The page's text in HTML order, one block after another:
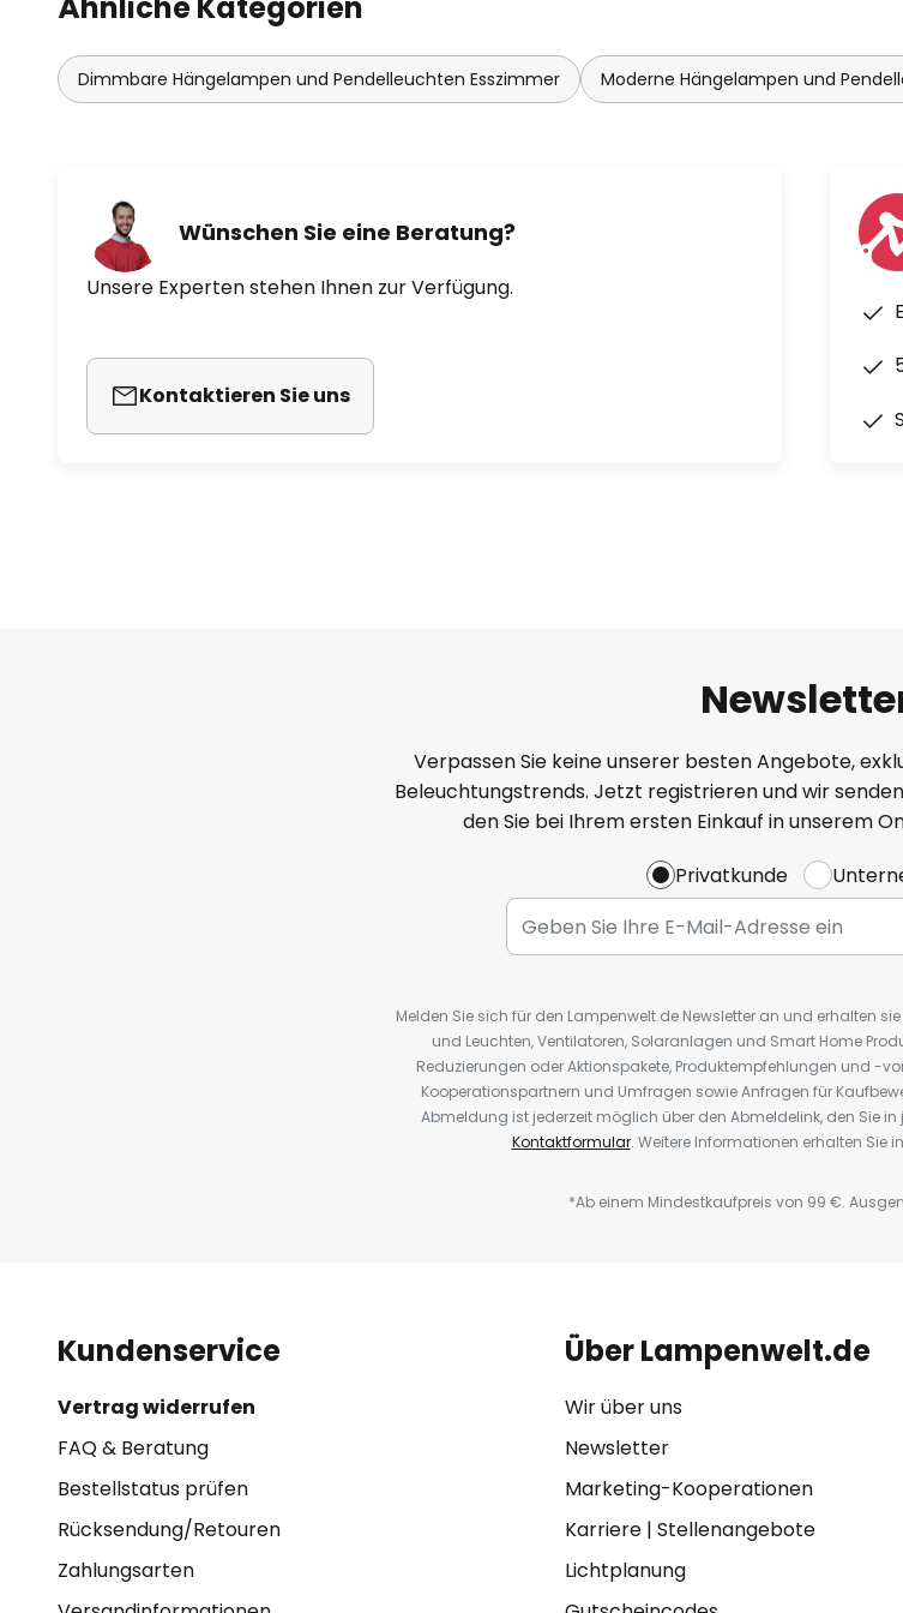
- Weißlichtsteuerung: warmweiß (2.700 K) - tageslicht (6.500 K)
Dimmbare Hängelampen und Pendelleuchten Esszimmer Moderne Hängelampen und
Wünschen Sie eine Beratung?
Unsere Experten stehen Ihnen zur Verfügung.
Kontaktieren Sie uns
Verpassen Sie keine unserer besten Angebote,
Beleuchtungstrends. Jetzt registrieren und wir
den Sie bei Ihrem ersten Einkauf in unserem
Privatkunde
Melden Sie sich für den Lampenwelt.de Newsletter an und erhalten
und Leuchten, Ventilatoren, Solaranlagen und Smart Home
Reduzierungen oder Aktionspakete, Produktempfehlungen und -
Kooperationspartnern und Umfragen sowie Anfragen für
Abmeldung ist jederzeit möglich über den Abmeldelink, den Sie
Kontaktformular. Weitere Informationen erhalten Sie
*Ab einem Mindestkaufpreis von 99 €.
Kundenservice
Vertrag widerrufen
FAQ & Beratung
Bestellstatus prüfen
Rücksendung/Retouren
Zahlungsarten
Über Lampenwelt.de
Wir über uns
Newsletter
Marketing-Kooperationen
Karriere| Stellenangebote
Lichtplanung